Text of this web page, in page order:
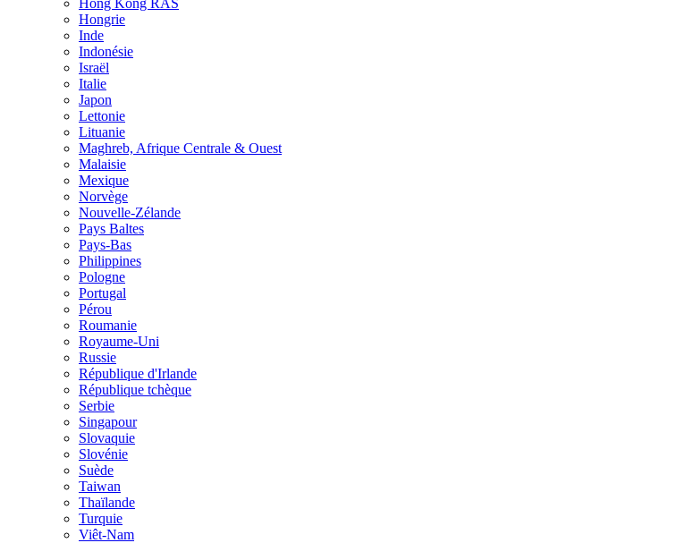
Hong Kong RAS
Hongrie
Inde
Indonésie
Israël
Italie
Japon
Lettonie
Lituanie
Maghreb, Afrique Centrale & Ouest
Malaisie
Mexique
Norvège
Nouvelle-Zélande
Pays Baltes
Pays-Bas
Philippines
Pologne
Portugal
Pérou
Roumanie
Royaume-Uni
Russie
République d'Irlande
République tchèque
Serbie
Singapour
Slovaquie
Slovénie
Suède
Taiwan
Thaïlande
Turquie
Viêt-Nam